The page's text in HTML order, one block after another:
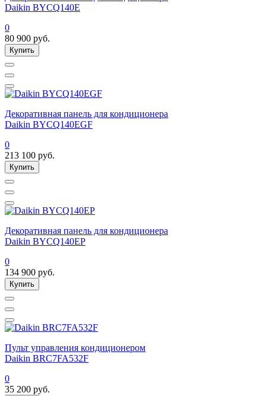
Daikin BYCQ140E
0
80 900 руб.
Купить
Декоративная панель для кондиционера
Daikin BYCQ140EGF
0
213 100 руб.
Купить
Декоративная панель для кондиционера
Daikin BYCQ140EP
0
134 900 руб.
Купить
Пульт управления кондиционером
Daikin BRC7FA532F
0
35 200 руб.